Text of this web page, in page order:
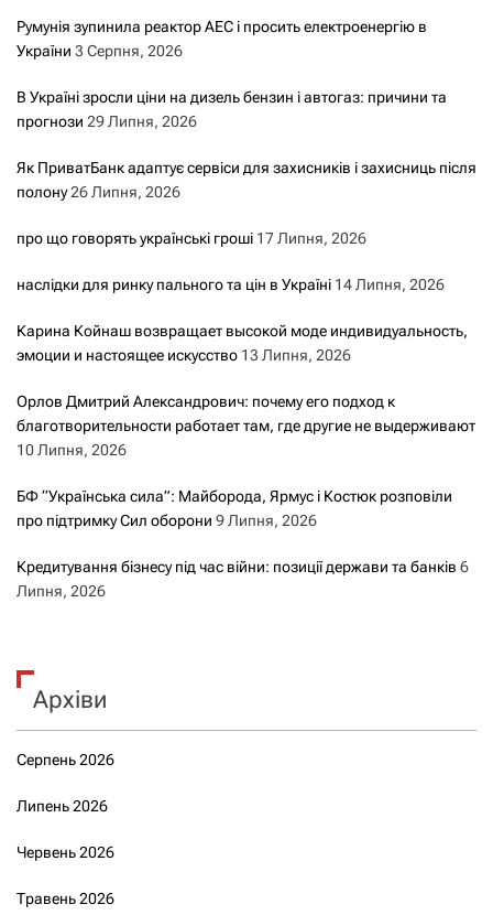
з
з
а
а
м
и
Румунія зупинила реактор АЕС і просить електроенергію в
України 3 Серпня, 2026
В Україні зросли ціни на дизель бензин і автогаз: причини та
прогнози 29 Липня, 2026
Як ПриватБанк адаптує сервіси для захисників і захисниць після
полону26 Липня, 2026
про що говорять українські гроші 17 Липня, 2026
наслідки для ринку пального та цін в Україні 14 Липня, 2026
Карина Койнаш возвращает высокой моде индивидуальность,
эмоции и настоящее искусство 13 Липня, 2026
Орлов Дмитрий Александрович: почему его подход к
благотворительности работает там, где другие не выдерживают
10 Липня, 2026
БФ “Українська сила”: Майборода, Ярмус і Костюк розповіли
про підтримку Сил оборони 9 Липня, 2026
Кредитування бізнесу під час війни: позиції держави та банків 6
Липня, 2026
Архіви
Серпень 2026
Липень 2026
Червень 2026
Травень 2026